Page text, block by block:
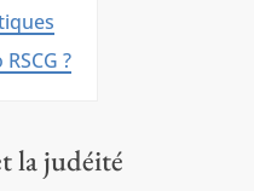
?
la judéité